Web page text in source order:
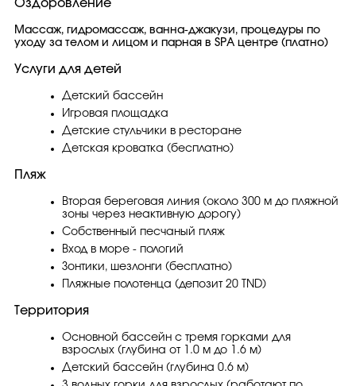
Оздоровление
Массаж, гидромассаж, ванна-джакузи, процедуры по
уходу за телом и лицом и парная в SPA центре (платно)
Услуги для детей
Детский бассейн
Игровая площадка
Детские стульчики в ресторане
Детская кроватка (бесплатно)
Пляж
Вторая береговая линия (около 300 м до пляжной
зоны через неактивную дорогу)
Собственный песчаный пляж
Вход в море - пологий
Зонтики, шезлонги (бесплатно)
Пляжные полотенца (депозит 20 TND)
Территория
Основной бассейн с тремя горками для
взрослых (глубина от 1.0 м до 1.6 м)
Детский бассейн (глубина 0.6 м)